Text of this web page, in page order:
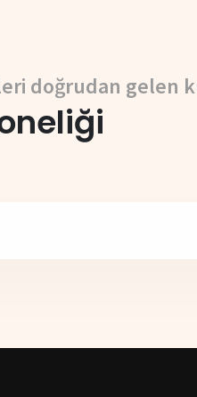
doğrudan gelen